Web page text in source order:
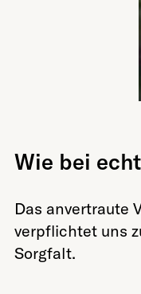
Wie bei
Das anvertraute
verpflichtet uns
Sorgfalt.